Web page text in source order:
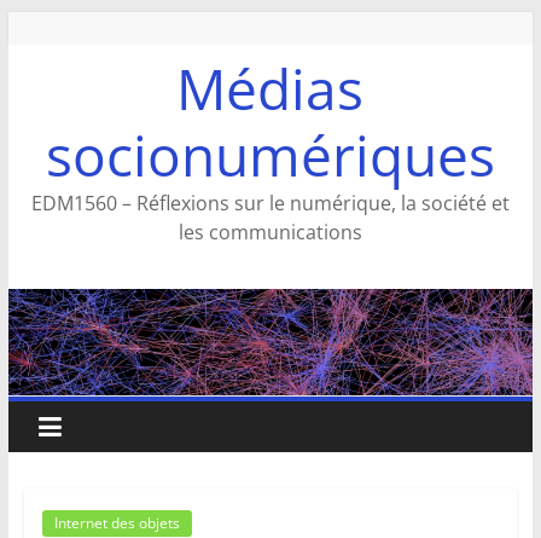
Médias
socionumériques
EDM1560 – Réflexions sur le numérique, la société et
les communications
Internet des objets